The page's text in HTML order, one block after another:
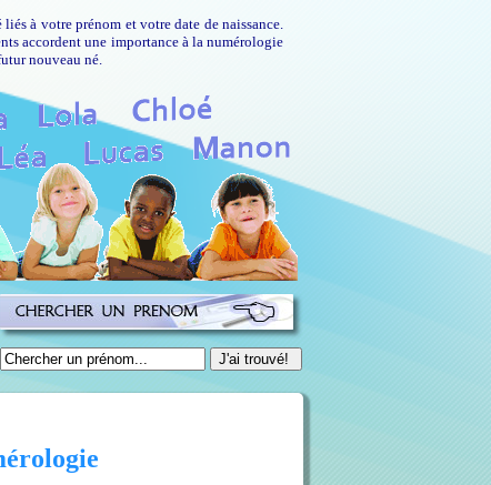
à votre prénom et votre date de naissance.
accordent une importance à la numérologie
nouveau né.